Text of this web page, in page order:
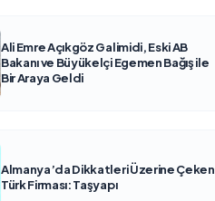
Ali Emre Açıkgöz Galimidi, Eski AB
Bakanı ve Büyükelçi Egemen Bağış ile
Bir Araya Geldi
Almanya’da Dikkatleri Üzerine Çeken
Türk Firması: Taşyapı